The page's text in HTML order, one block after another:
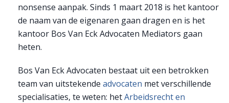
nonsense aanpak. Sinds 1 maart 2018 is het kantoor
de naam van de eigenaren gaan dragen en is het
kantoor Bos Van Eck Advocaten Mediators gaan
heten.
Bos Van Eck Advocaten bestaat uit een betrokken
team van uitstekende advocaten met verschillende
specialisaties, te weten: hetArbeidsrecht en